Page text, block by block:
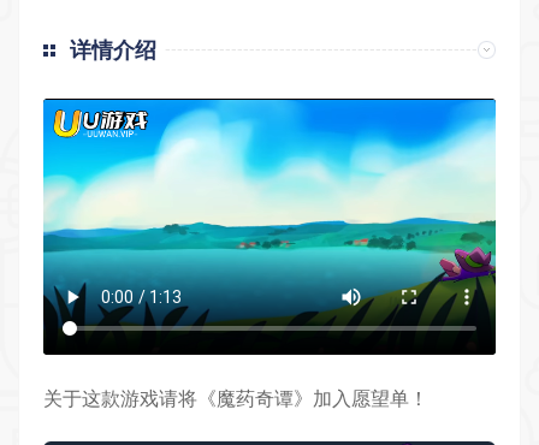
详情介绍
关于这款游戏请将《魔药奇谭》加入愿望单！